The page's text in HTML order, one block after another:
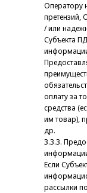
Оператору
претензий,
/ или
Субъекта
оплату за
средства
им товар),
др.
3.3.3.
Если
рассылки